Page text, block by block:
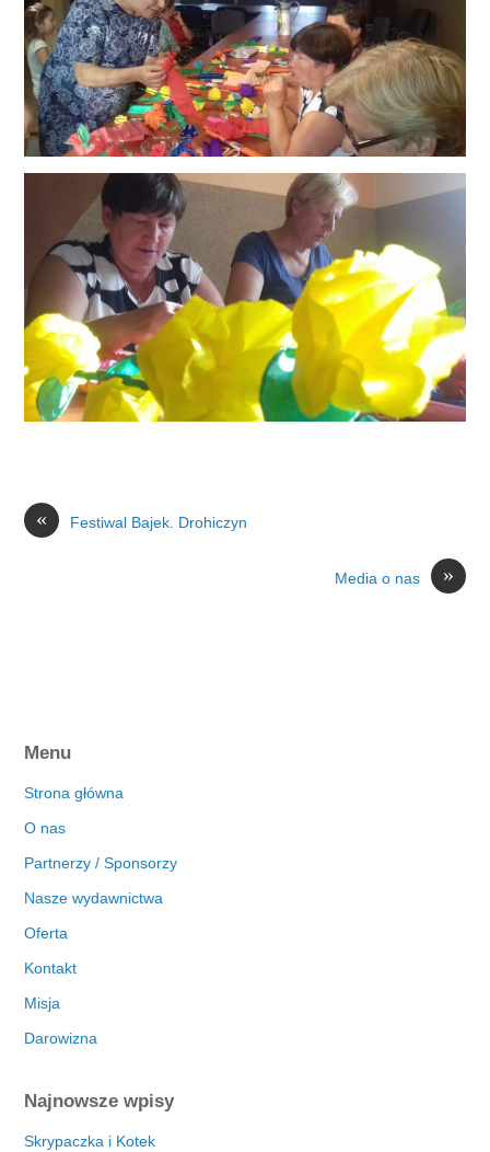
« Festiwal Bajek. Drohiczyn
»
Media o nas
Menu
Strona główna
O nas
Partnerzy / Sponsorzy
Nasze wydawnictwa
Oferta
Kontakt
Misja
Darowizna
Najnowsze wpisy
Skrypaczka i Kotek